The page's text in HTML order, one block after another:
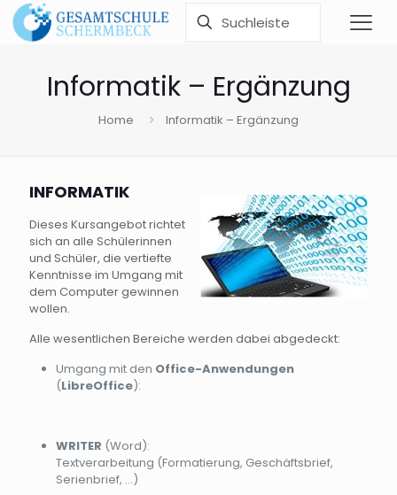
Informatik – Ergänzung
Home Informatik – Ergänzung
INFORMATIK
Dieses Kursangebot richtet
sich an alle Schülerinnen
und Schüler, die vertiefte
Kenntnisse im Umgang mit
dem Computer gewinnen
wollen.
Alle wesentlichen Bereiche werden dabei abgedeckt:
Umgang mit den Office-Anwendungen
(LibreOffice):
WRITER (Word):
Textverarbeitung (Formatierung, Geschäftsbrief,
Serienbrief, …)